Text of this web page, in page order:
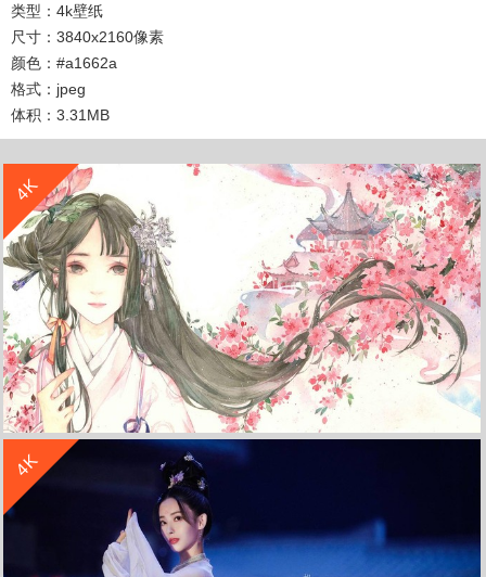
类型：4k壁纸
尺寸：3840x2160像素
颜色：#a1662a
格式：jpeg
体积：3.31MB
4K
海棠唯美古风女子 4K动漫壁纸
立 即 下 载
收 藏
4K
收 藏